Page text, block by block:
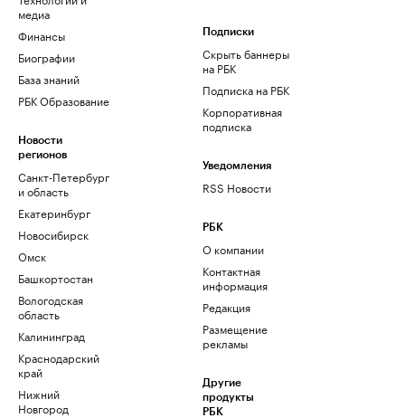
медиа
Финансы
Биографии
База знаний
РБК Образование
Новости
регионов
Санкт-Петербург
и область
Екатеринбург
Новосибирск
Омск
Башкортостан
Вологодская
область
Калининград
Краснодарский
край
Нижний
Новгород
Подписки
Скрыть баннеры
на РБК
Подписка на РБК
Корпоративная
подписка
Уведомления
RSS Новости
РБК
О компании
Контактная
информация
Редакция
Размещение
рекламы
Другие
продукты
РБК